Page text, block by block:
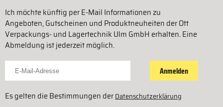
Ich möchte künftig per E-Mail Informationen zu
Angeboten, Gutscheinen und Produktneuheiten der Ott
Verpackungs- und Lagertechnik Ulm GmbH erhalten. Eine
Abmeldung ist jederzeit möglich.
Für Newsletter anmelden
Anmelden
Es gelten die Bestimmungen derDatenschutzerklärung